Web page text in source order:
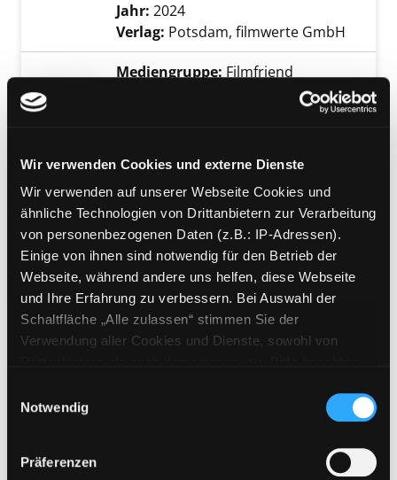
Wir verwenden Cookies und externe Dienste
Wir verwenden auf unserer Webseite Cookies und
ähnliche Technologien von Drittanbietern zur Verarbeitung
von personenbezogenen Daten (z.B.: IP-Adressen).
Einige von ihnen sind notwendig für den Betrieb der
Webseite, während andere uns helfen, diese Webseite
und Ihre Erfahrung zu verbessern. Bei Auswahl der
Schaltfläche „Alle zulassen“ stimmen Sie der
Verwendung aller Cookies und Dienste, sowohl von
Cookies von Drittanbietern, eine Verarbeitung in
unsicheren Drittländern (Länder außerhalb des EWR
ohne adäquates Datenschutzniveau) stattfinden kann. In
diesem Zusammenhang können aktuell Risiken für
Notwendig
Präferenzen
Jahr: 2024
Verlag: Potsdam, filmwerte GmbH
Mediengruppe: Filmfriend
Uezu,
Jahr:2024
Verlag:
Potsdam, filmwerte GmbH
Mediengruppe:Filmfriend
Danganronpa
Verfasser: Uezu, Makoto;Kodaka,
KazutakaSuche nach diesem Verfasser
Jahr:2024
Verlag: Potsdam, filmwerte GmbH
Uezu,
Suche nach diesem Verfasser